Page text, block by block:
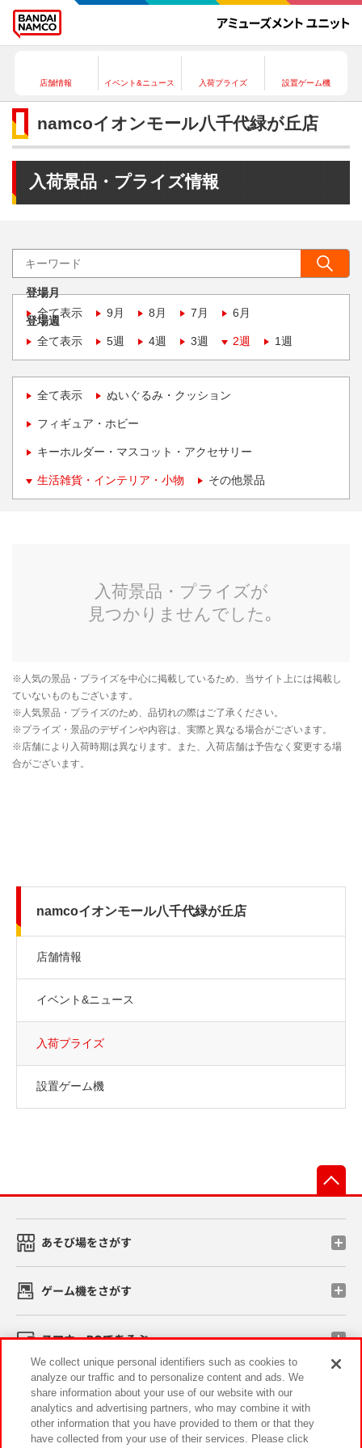
店舗情報 イベント&ニュース 入荷プライズ 設置ゲーム機
namcoイオンモール八千代緑が丘店
入荷景品・プライズ情報
登場月
全て表示
9月 8月 7月 6月
登場週
全て表示
5週 4週 3週 2週 1週
全て表示 ぬいぐるみ・クッション
フィギュア・ホビー
キーホルダー・マスコット・アクセサリー
生活雑貨・インテリア・小物 その他景品
namcoイオンモール八千代緑が丘店
店舗情報
イベント&ニュース
入荷プライズ
設置ゲーム機
あそび場をさがす
ゲーム機をさがす
スマホ・PCであそぶ
イベント・キャンペーン
We collect unique personal identifiers such as cookies to
analyze our traffic and to personalize content and ads. We
share information about your use of our website with our
analytics and advertising partners, who may combine it with
other information that you have provided to them or that they
have collected from your use of their services. Please click